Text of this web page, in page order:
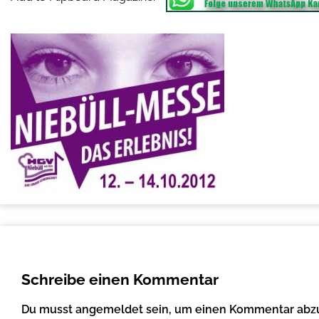
Schreibe einen Kommentar
Du musst angemeldet sein, um einen Kommentar